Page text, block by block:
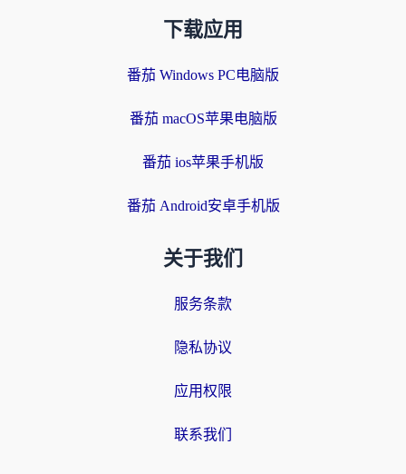
下载应用
番茄 Windows PC电脑版
番茄 macOS苹果电脑版
番茄 ios苹果手机版
番茄 Android安卓手机版
关于我们
服务条款
隐私协议
应用权限
联系我们